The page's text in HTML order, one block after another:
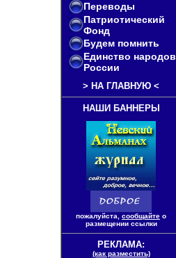
Переводы
Патриотический
Фонд
Будем помнить
Единство народов
России
> НА ГЛАВНУЮ <
НАШИ БАННЕРЫ
пожалуйста, сообщайте о
размещении ссылки
РЕКЛАМА:
(как разместить)